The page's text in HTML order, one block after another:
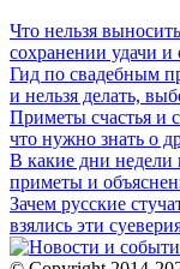
Что нельзя
сохранении удачи и
Гид по свадебным
и нельзя делать,
Приметы счастья и
что нужно знать о
В какие дни недели
приметы и
Зачем русские
взялись эти